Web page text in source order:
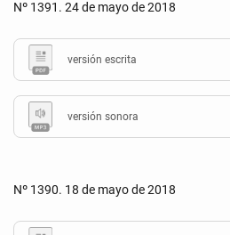
Nº 1391. 24 de mayo de 2018
versión escrita
versión sonora
Nº 1390. 18 de mayo de 2018